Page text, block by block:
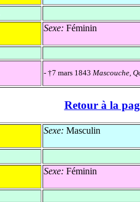
Sexe: Féminin
- †7 mars 1843 Mascouche,
Retour à la
Sexe: Masculin
Sexe: Féminin